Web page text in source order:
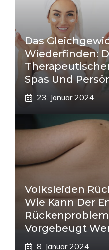
Das
Wiederfinden:
Spas Und
23. Januar 2024
Volksleiden
Wie Kann Der
Vorgebeugt
8. Januar 2024